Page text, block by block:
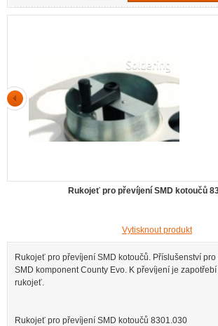
Rukojeť pro převíjení SMD kotoučů
Vytisknout produkt
Rukojeť pro převíjení SMD kotoučů. Příslušenství
SMD komponent County Evo. K převíjení je
rukojeť.
Rukojeť pro převíjení SMD kotoučů 8301.030